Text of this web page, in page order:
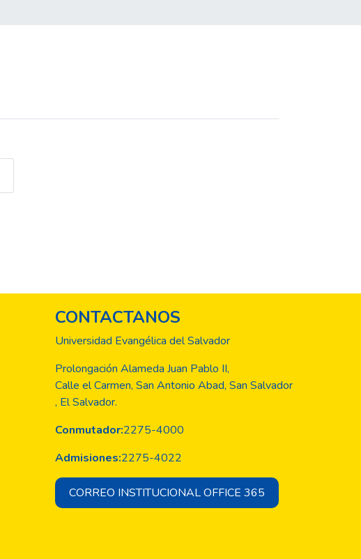
CONTACTANOS
Universidad Evangélica del Salvador
Prolongación Alameda Juan Pablo II,
Calle el Carmen, San Antonio Abad, San Salvador
, El Salvador.
Conmutador:2275-4000
Admisiones:2275-4022
CORREO INSTITUCIONAL OFFICE 365